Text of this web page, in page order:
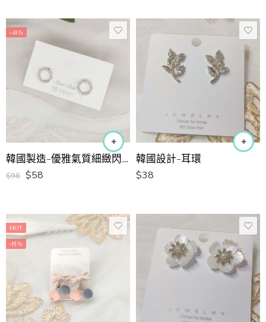
-41%
韓國製造-優雅氣質細緻閃圈圈耳環
$98 $58
韓國設計-耳環
$38
HOT
-15%